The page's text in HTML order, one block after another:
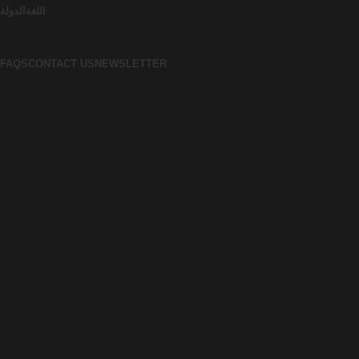
اللغة الدولة
NEWSLETTER
CONTACT US
FAQS